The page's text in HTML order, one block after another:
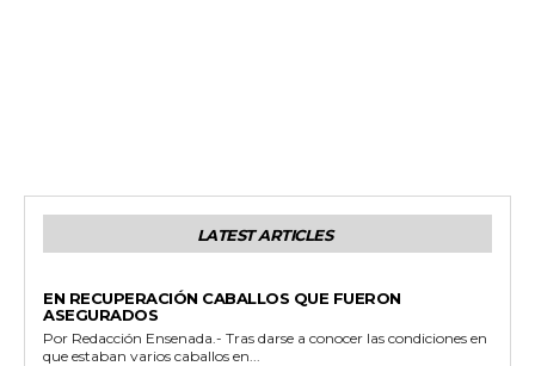
LATEST ARTICLES
EN RECUPERACIÓN CABALLOS QUE FUERON
ASEGURADOS
Por Redacción Ensenada.- Tras darse a conocer las condiciones en
que estaban varios caballos en...